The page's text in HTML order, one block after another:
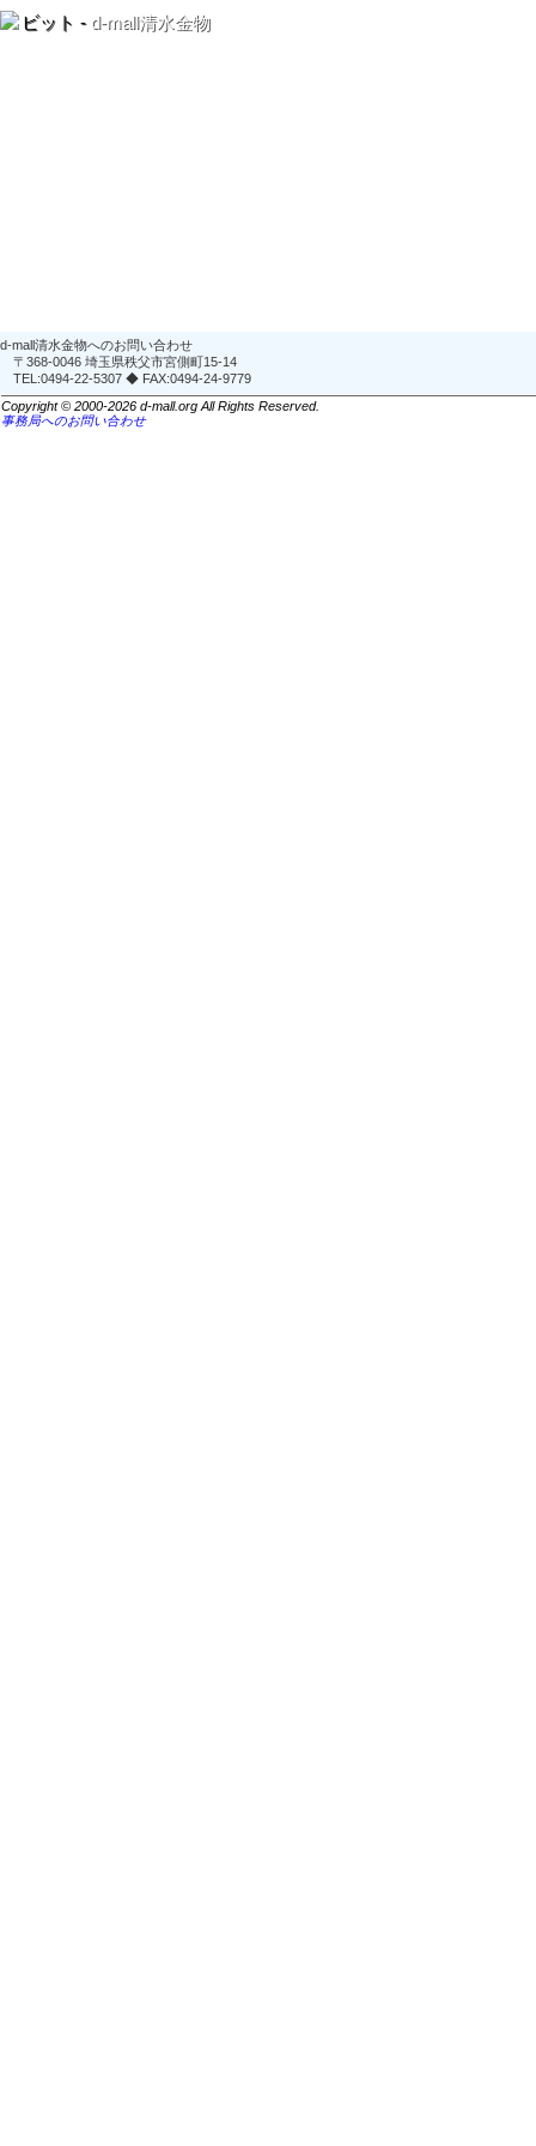
ビット - d-mall清水金物
d-mall清水金物へのお問い合わせ
〒368-0046 埼玉県秩父市宮側町15-14
TEL:0494-22-5307 ◆ FAX:0494-24-9779
Copyright © 2000-2026 d-mall.org All Rights Reserved.
事務局へのお問い合わせ